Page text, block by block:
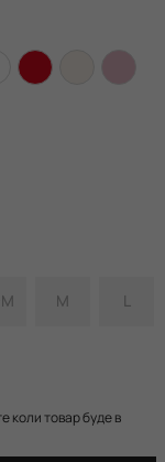
M L
коли товар буде в